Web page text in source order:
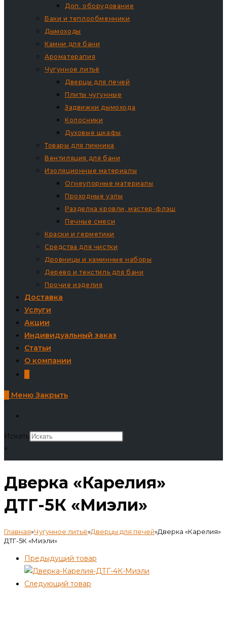
Доп. оборудование
Баки и теплообменники
Дымоходы
Камни для бани
Ароматерапия
Чугунное литьё
Дверцы для печей
Плиты чугунные
Задвижки дымохода
Колосники
Духовые шкафы
Товары для пикника
Вентиляция для бани
Изоляционные материалы
Огнеупорные материалы
Проходные узлы
Разделка кровли, мастер-флэш
Печные смеси
Краски и герметики
Средства для чистки
Дровницы и каминные наборы
Дерево и текстиль для бани
Прочие изделия
Доставка
Услуги
Акции
Индивидуальный заказ
Статьи
О компании
Меню Закрыть
Искать
×
Дверка «Карелия»
ДТГ-5К «Миэли»
Главная»Чугунное литьё»Дверцы для печей»Дверка «Карелия»
ДТГ-5К «Миэли»
Предыдущий товар
Следующий товар